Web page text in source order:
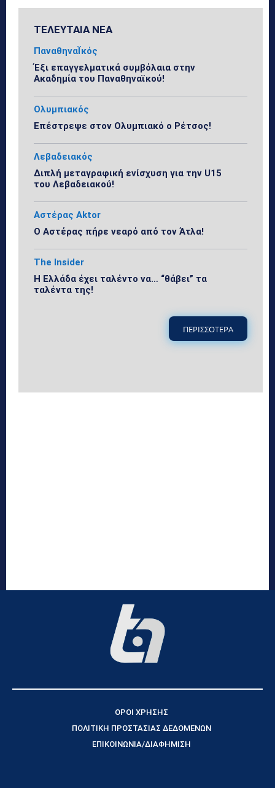
ΤΕΛΕΥΤΑΙΑ ΝΕΑ
ΠαναθηναΪκός
Έξι επαγγελματικά συμβόλαια στην
Ακαδημία του Παναθηναϊκού!
Ολυμπιακός
Επέστρεψε στον Ολυμπιακό ο Ρέτσος!
Λεβαδειακός
Διπλή μεταγραφική ενίσχυση για την U15
του Λεβαδειακού!
Αστέρας Aktor
Ο Αστέρας πήρε νεαρό από τον Άτλα!
The Insider
Η Ελλάδα έχει ταλέντο να… “θάβει” τα
ταλέντα της!
ΠΕΡΙΣΣΟΤΕΡΑ
ΟΡΟΙ ΧΡΗΣΗΣ
ΠΟΛΙΤΙΚΗ ΠΡΟΣΤΑΣΙΑΣ ΔΕΔΟΜΕΝΩΝ
ΕΠΙΚΟΙΝΩΝΙΑ/ΔΙΑΦΗΜΙΣΗ